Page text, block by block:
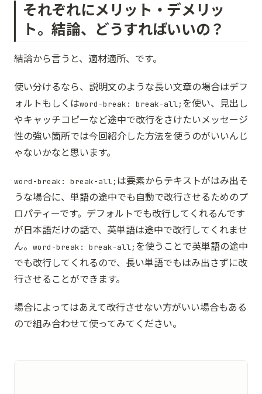
それぞれにメリット・デメリッ
ト。結論、どうすればいいの？
結論から言うと、適材適所、です。
使い分けるなら、説明文のような長い文章の場合はデフ
ォルトもしくはword-break: break-all; を使い、見出し
やキャッチコピーなど途中で改行をさけたいメッセージ
性の強い箇所では今回紹介した方法を使うのがいいんじ
ゃないかなと思います。
word-break: break-all; は要素からテキストがはみ出そ
うな場合に、単語の途中でも自動で改行させるためのプ
ロパティーです。デフォルトでも改行してくれるんです
が日本語だけの話で、英単語は途中で改行してくれませ
ん。 word-break: break-all; を使うことで英単語の途中
でも改行してくれるので、長い単語でもはみ出さずに改
行させることができます。
場合によってはあえて改行させない方がいい場合もある
ので組み合わせて使ってみてください。